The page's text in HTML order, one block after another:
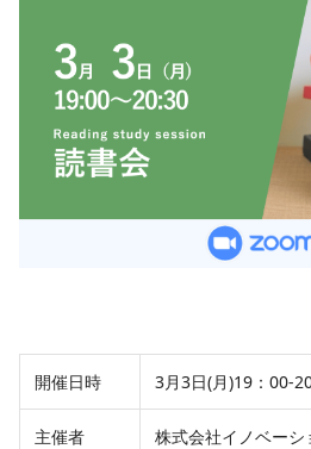
開催日時 3月3日(月)19：00-
主催者 株式会社イノベー